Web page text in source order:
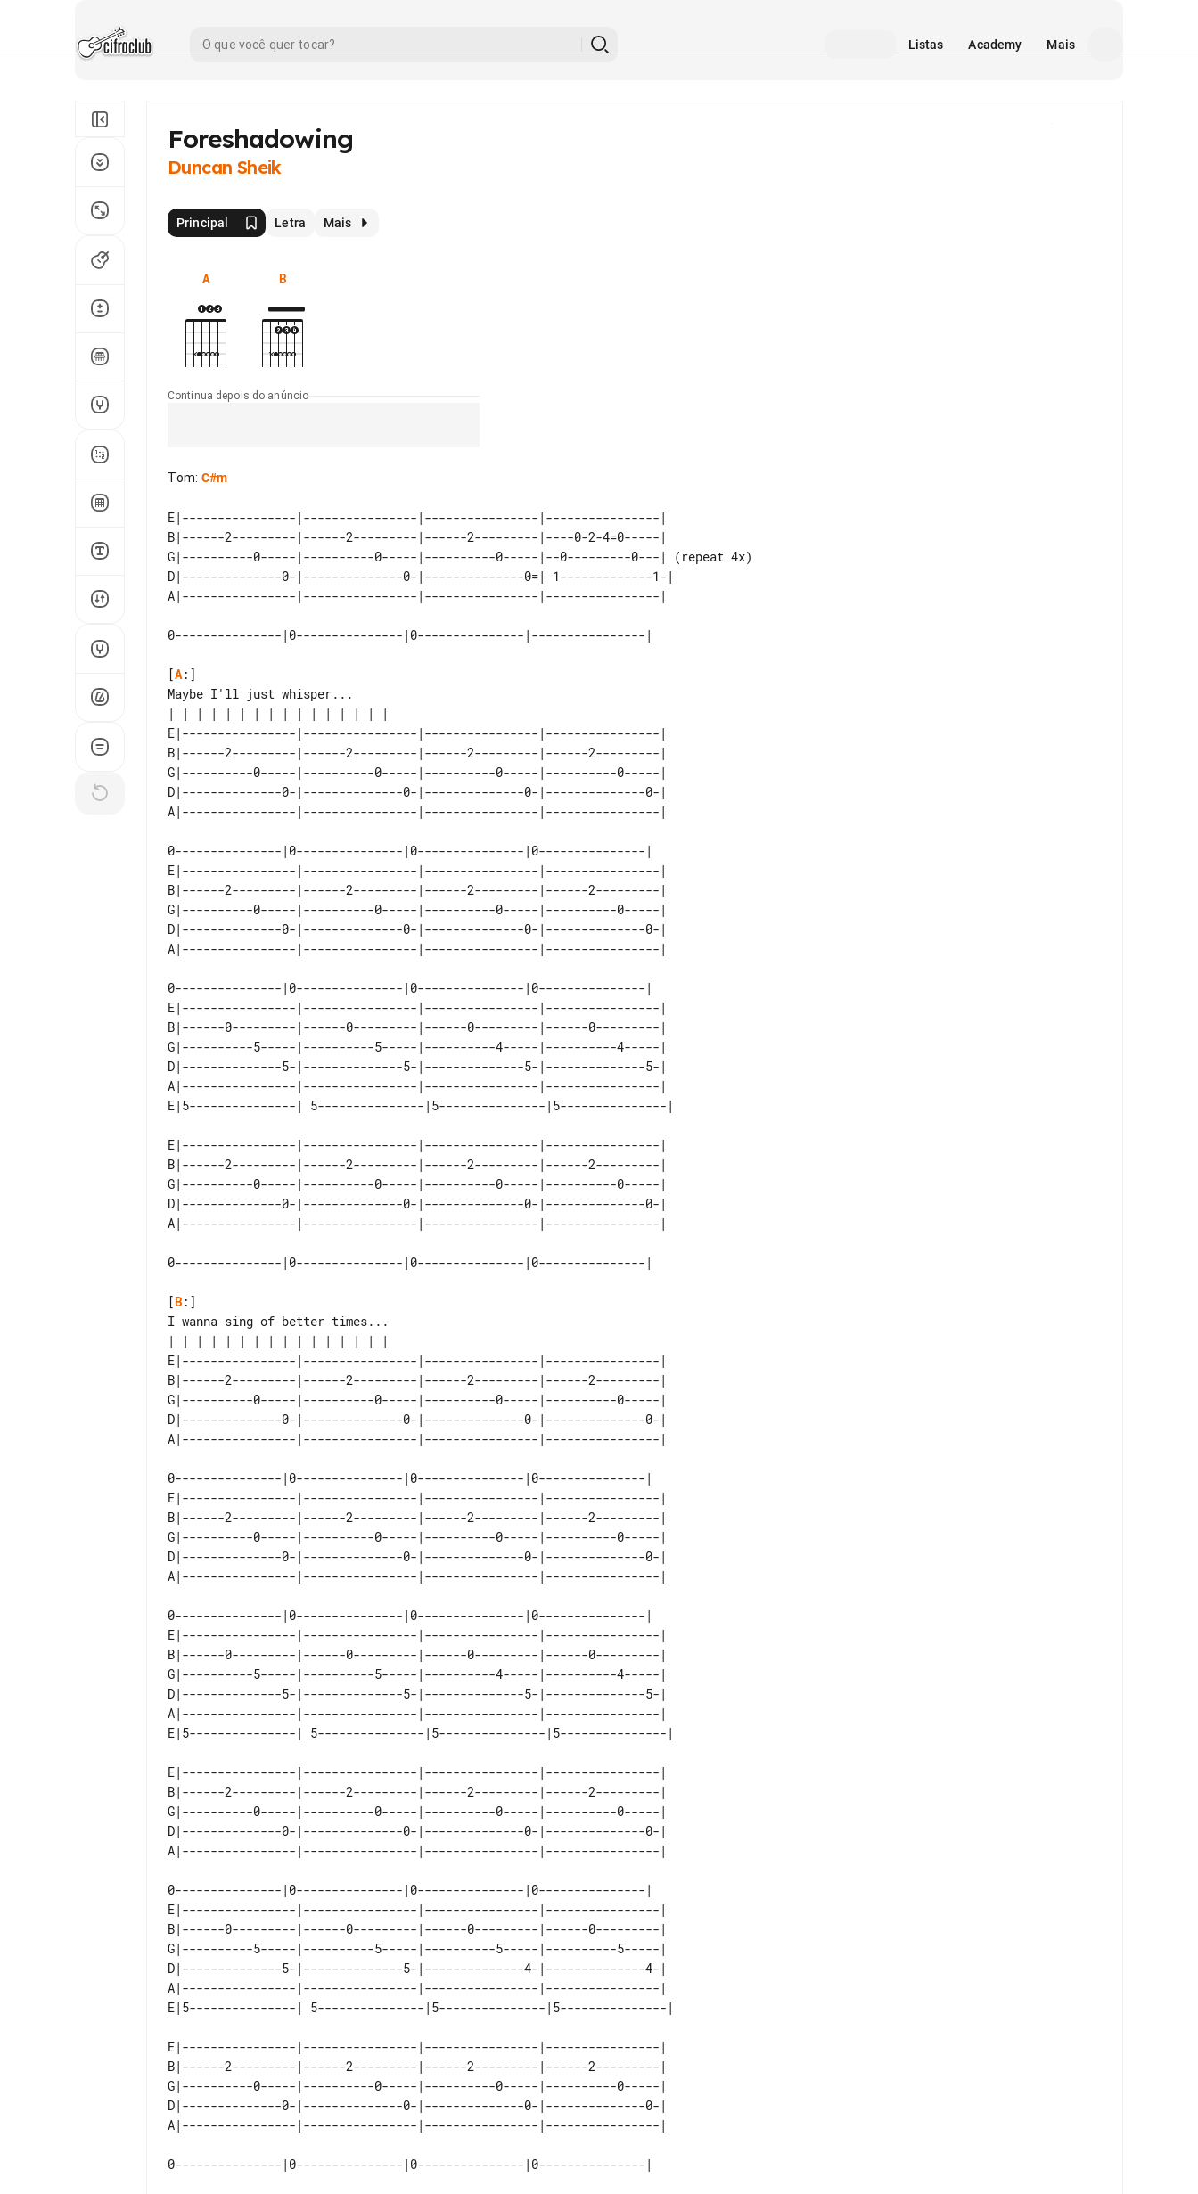
Listas Academy Mais
Foreshadowing
Duncan Sheik
Principal Letra Mais
A B
Continua depois do anúncio
Tom: C#m
E|----------------|----------------|----------------|----------------|
B|------2---------|------2---------|------2---------|----0-2-4=0-----|
G|----------0-----|----------0-----|----------0-----|--0---------0---| (repeat 4x)
D|--------------0-|--------------0-|--------------0=| 1-------------1-|
0---------------|0---------------|0---------------|----------------|
[A:]
Maybe I'll just whisper...
E|----------------|----------------|----------------|----------------|
B|------2---------|------2---------|------2---------|------2---------|
G|----------0-----|----------0-----|----------0-----|----------0-----|
D|--------------0-|--------------0-|--------------0-|--------------0-|
E|----------------|----------------|----------------|----------------|
B|------2---------|------2---------|------2---------|------2---------|
G|----------0-----|----------0-----|----------0-----|----------0-----|
D|--------------0-|--------------0-|--------------0-|--------------0-|
E|----------------|----------------|----------------|----------------|
B|------0---------|------0---------|------0---------|------0---------|
G|----------5-----|----------5-----|----------4-----|----------4-----|
D|--------------5-|--------------5-|--------------5-|--------------5-|
A|----------------|----------------|----------------|----------------|
E|----------------|----------------|----------------|----------------|
B|------2---------|------2---------|------2---------|------2---------|
G|----------0-----|----------0-----|----------0-----|----------0-----|
D|--------------0-|--------------0-|--------------0-|--------------0-|
0---------------|0---------------|0---------------|0---------------|
[B:]
I wanna sing of better times...
E|----------------|----------------|----------------|----------------|
B|------2---------|------2---------|------2---------|------2---------|
G|----------0-----|----------0-----|----------0-----|----------0-----|
D|--------------0-|--------------0-|--------------0-|--------------0-|
E|----------------|----------------|----------------|----------------|
B|------2---------|------2---------|------2---------|------2---------|
G|----------0-----|----------0-----|----------0-----|----------0-----|
D|--------------0-|--------------0-|--------------0-|--------------0-|
E|----------------|----------------|----------------|----------------|
B|------0---------|------0---------|------0---------|------0---------|
G|----------5-----|----------5-----|----------4-----|----------4-----|
D|--------------5-|--------------5-|--------------5-|--------------5-|
A|----------------|----------------|----------------|----------------|
E|----------------|----------------|----------------|----------------|
B|------2---------|------2---------|------2---------|------2---------|
G|----------0-----|----------0-----|----------0-----|----------0-----|
D|--------------0-|--------------0-|--------------0-|--------------0-|
E|----------------|----------------|----------------|----------------|
B|------0---------|------0---------|------0---------|------0---------|
G|----------5-----|----------5-----|----------5-----|----------5-----|
D|--------------5-|--------------5-|--------------4-|--------------4-|
A|----------------|----------------|----------------|----------------|
E|----------------|----------------|----------------|----------------|
B|------2---------|------2---------|------2---------|------2---------|
G|----------0-----|----------0-----|----------0-----|----------0-----|
D|--------------0-|--------------0-|--------------0-|--------------0-|
0---------------|0---------------|0---------------|0---------------|